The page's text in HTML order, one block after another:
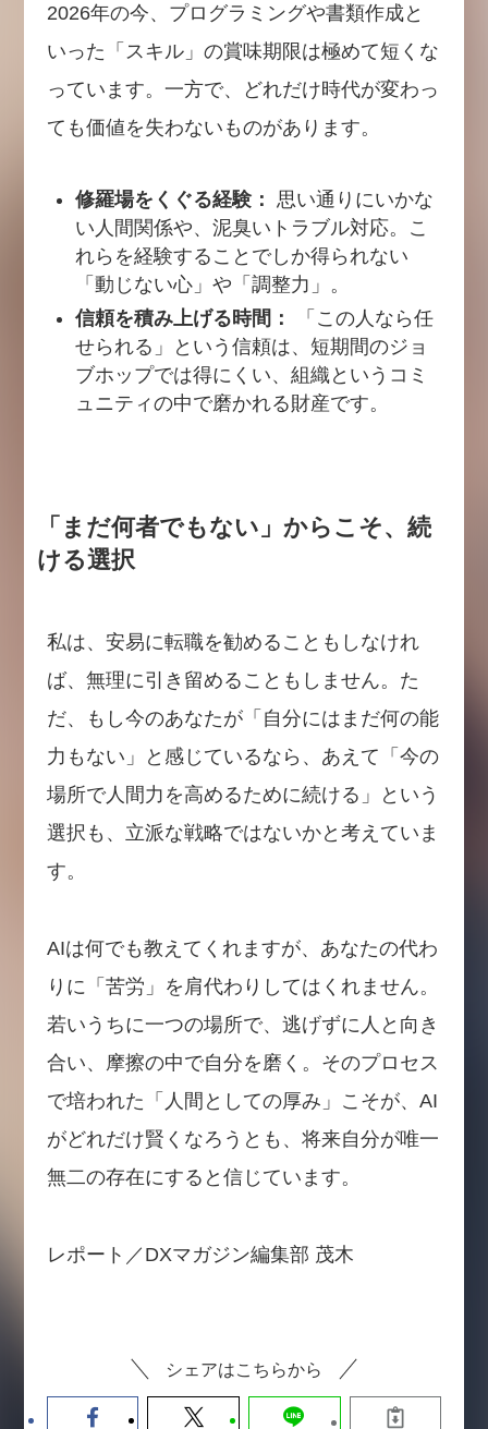
2026年の今、プログラミングや書類作成と
いった「スキル」の賞味期限は極めて短くな
っています。一方で、どれだけ時代が変わっ
ても価値を失わないものがあります。
修羅場をくぐる経験： 思い通りにいかな
い人間関係や、泥臭いトラブル対応。こ
れらを経験することでしか得られない
「動じない心」や「調整力」。
信頼を積み上げる時間：
「この人なら任
せられる」という信頼は、短期間のジョ
ブホップでは得にくい、組織というコミ
ュニティの中で磨かれる財産です。
「まだ何者でもない」からこそ、続
ける選択
私は、安易に転職を勧めることもしなけれ
ば、無理に引き留めることもしません。た
だ、もし今のあなたが「自分にはまだ何の能
力もない」と感じているなら、あえて「今の
場所で人間力を高めるために続ける」という
選択も、立派な戦略ではないかと考えていま
す。
AIは何でも教えてくれますが、あなたの代わ
りに「苦労」を肩代わりしてはくれません。
若いうちに一つの場所で、逃げずに人と向き
合い、摩擦の中で自分を磨く。そのプロセス
で培われた「人間としての厚み」こそが、AI
がどれだけ賢くなろうとも、将来自分が唯一
無二の存在にすると信じています。
レポート／DXマガジン編集部 茂木
シェアはこちらから